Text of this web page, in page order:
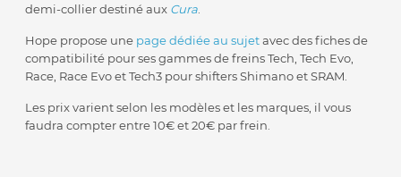
demi-collier destiné aux Cura.
Hope propose une page dédiée au sujetavec des fiches de
compatibilité pour ses gammes de freins Tech, Tech Evo,
Race, Race Evo et Tech3 pour shifters Shimano et SRAM.
Les prix varient selon les modèles et les marques, il vous
faudra compter entre 10€ et 20€ par frein.